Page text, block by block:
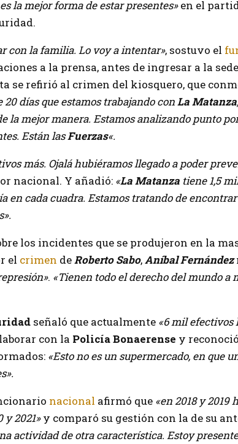
la mejor forma de estar presentes»en el
con la familia. Lo voy a intentar», sostuvo el
a la prensa, antes de ingresar a la
se refirió al crimen del kiosquero, que
20 días que estamos trabajando conLa Matanza
la mejor manera. Estamos analizando punto
Están lasFuerzas«.
más. Ojalá hubiéramos llegado a poder
nacional. Y añadió: «La Matanza tiene 1,5
en cada cuadra. Estamos tratando de
los incidentes que se produjeron en la
el crimen deRoberto Sabo,Aníbal Fernández
. «Tienen todo el derecho del mundo a
señaló que actualmente «6 mil efectivos
con la Policía Bonaerense y
«Esto no es un supermercado, en que
nacional afirmó que «en 2018 y 2019
y 2021»y comparó su gestión con la de su
actividad de otra característica. Estoy